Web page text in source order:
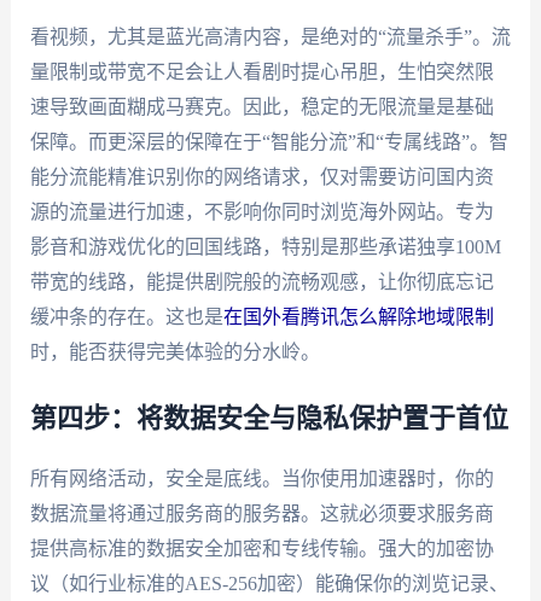
看视频，尤其是蓝光高清内容，是绝对的“流量杀手”。流
量限制或带宽不足会让人看剧时提心吊胆，生怕突然限
速导致画面糊成马赛克。因此，稳定的无限流量是基础
保障。而更深层的保障在于“智能分流”和“专属线路”。智
能分流能精准识别你的网络请求，仅对需要访问国内资
源的流量进行加速，不影响你同时浏览海外网站。专为
影音和游戏优化的回国线路，特别是那些承诺独享100M
带宽的线路，能提供剧院般的流畅观感，让你彻底忘记
缓冲条的存在。这也是在国外看腾讯怎么解除地域限制
时，能否获得完美体验的分水岭。
第四步：将数据安全与隐私保护置于首位
所有网络活动，安全是底线。当你使用加速器时，你的
数据流量将通过服务商的服务器。这就必须要求服务商
提供高标准的数据安全加密和专线传输。强大的加密协
议（如行业标准的AES-256加密）能确保你的浏览记录、